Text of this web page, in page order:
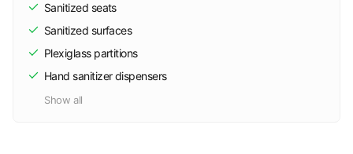
Sanitized seats
Sanitized surfaces
Plexiglass partitions
Hand sanitizer dispensers
Show all